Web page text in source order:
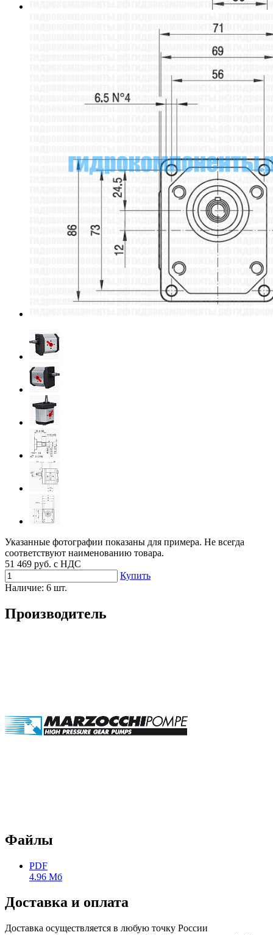
Указанные фотографии показаны для примера. Не всегда
соответствуют наименованию товара.
51 469 руб. с НДС
Купить
Наличие: 6 шт.
Производитель
Файлы
PDF
4.96 Мб
Доставка и оплата
Доставка осуществляется в любую точку России